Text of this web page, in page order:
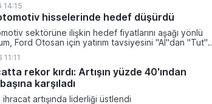
korumaya çalışıyor.
hisselerinde hedef düşürdü
sektörüne ilişkin hedef fiyatlarını aşağı yönlü
Ford Otosan için yatırım tavsiyesini "Al"dan "Tut"a
rekor kırdı: Artışın yüzde 40'ından
karşıladı
artışında liderliği üstlendi